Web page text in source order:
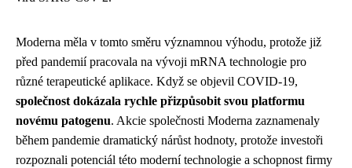
Moderna měla v tomto směru významnou výhodu, protože již
před pandemií pracovala na vývoji mRNA technologie pro
různé terapeutické aplikace. Když se objevil COVID-19,
společnost dokázala rychle přizpůsobit svou platformu
novému patogenu. Akcie společnosti Moderna zaznamenaly
během pandemie dramatický nárůst hodnoty, protože investoři
rozpoznali potenciál této moderní technologie a schopnost firmy